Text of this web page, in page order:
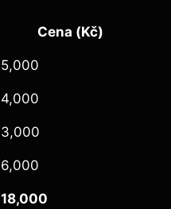
Cena (Kč)
5,000
4,000
3,000
6,000
18,000